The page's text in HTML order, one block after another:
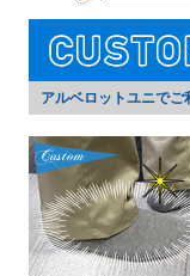
アルベロットユニで